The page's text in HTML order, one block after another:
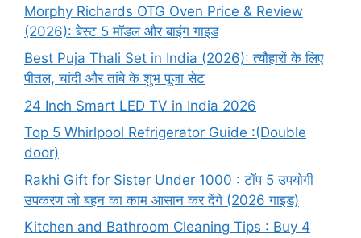
Morphy Richards OTG Oven Price & Review
(2026): बेस्ट 5 मॉडल और बाइंग गाइड
Best Puja Thali Set in India (2026): त्यौहारों के लिए
पीतल, चांदी और तांबे के शुभ पूजा सेट
24 Inch Smart LED TV in India 2026
Top 5 Whirlpool Refrigerator Guide :(Double
door)
Rakhi Gift for Sister Under 1000 : टॉप 5 उपयोगी
उपकरण जो बहन का काम आसान कर देंगे (2026 गाइड)
Kitchen and Bathroom Cleaning Tips : Buy 4